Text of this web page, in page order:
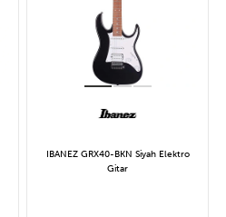
IBANEZ GRX40-BKN Siyah Elektro
Gitar